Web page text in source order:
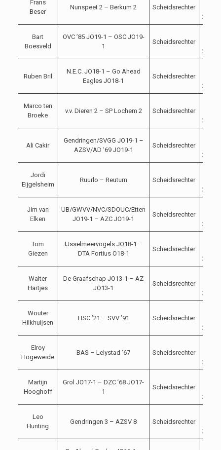
Frans
Beser
Nunspeet 2 – Berkum 2 Scheidsrechter
2023
Bart
Boesveld
OVC ’85 JO19-1 – OSC JO19-
1
Scheidsrechter
2023
Ruben Bril
N.E.C. JO18-1 – Go Ahead
Eagles JO18-1
Scheidsrechter
2023
Marco ten
Broeke
v.v. Dieren 2 – SP Lochem 2 Scheidsrechter
2023
Ali Cakir
Gendringen/SVGG JO19-1 –
AZSV/AD ’69 JO19-1
Scheidsrechter
2023
Jordi
Eijgelsheim
Ruurlo – Reutum Scheidsrechter
2023
Jim van
Elken
UB/GWVV/NVC/SDOUC/Etten
JO19-1 – AZC JO19-1
Scheidsrechter
2023
Tom
Giezen
IJsselmeervogels JO18-1 –
DTA Fortius O18-1
Scheidsrechter
2023
Walter
Hartjes
De Graafschap JO13-1 – AZ
JO13-1
Scheidsrechter
2023
Wouter
Hilkhuijsen
HSC ’21 – SVV ’91 Scheidsrechter
2023
Elroy
Hogeweide
BAS – Lelystad ’67 Scheidsrechter
2023
Martijn
Hooghoff
Grol JO17-1 – DZC ’68 JO17-
1
Scheidsrechter
2023
Leo
Hunting
Gendringen 3 – AZSV 8 Scheidsrechter
2023